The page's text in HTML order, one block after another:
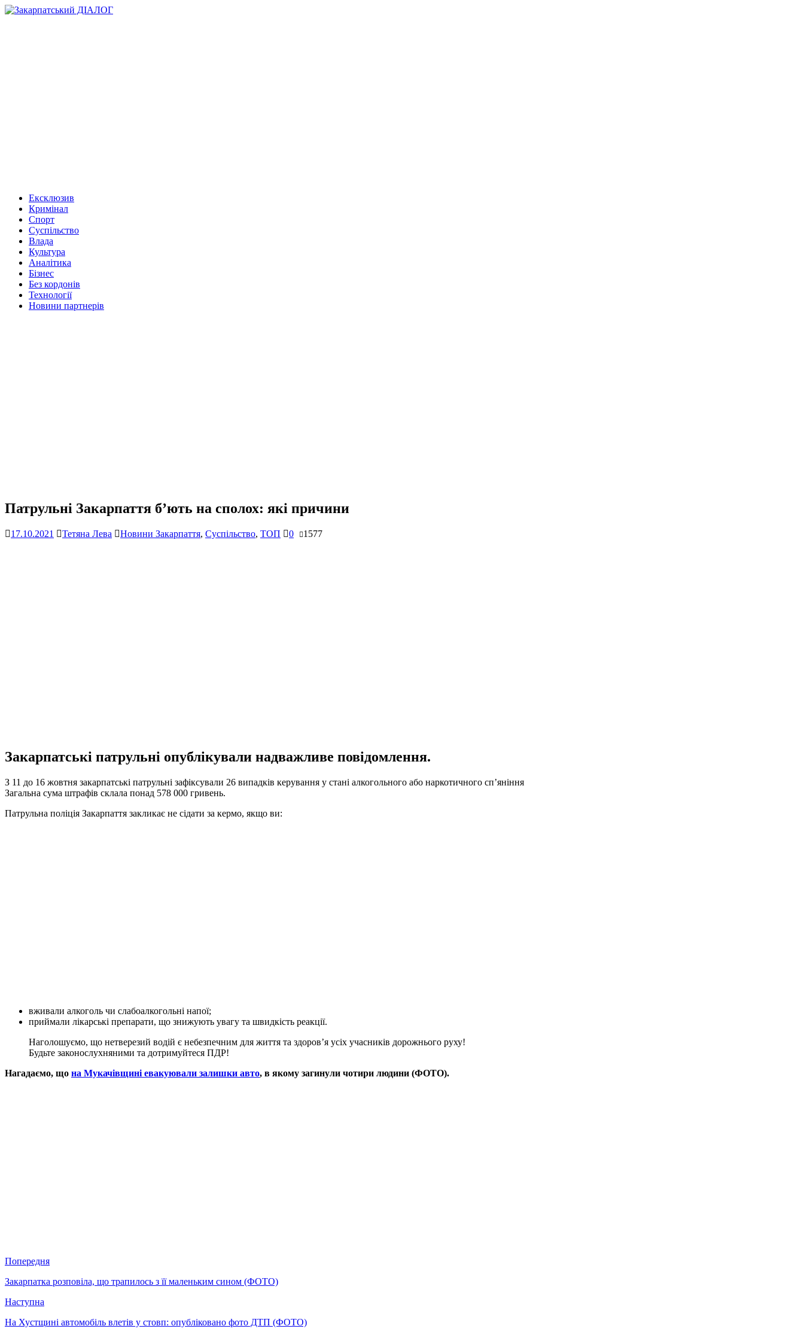
Ексклюзив
Кримінал
Спорт
Суспільство
Влада
Культура
Аналітика
Бізнес
Без кордонів
Технології
Новини партнерів
Патрульні Закарпаття б’ють на сполох: які причини
17.10.2021 Тетяна Лева Новини Закарпаття, Суспільство, ТОП 0 1577
Закарпатські патрульні опублікували надважливе повідомлення.
З 11 до 16 жовтня закарпатські патрульні зафіксували 26 випадків керування у стані алкогольного або наркотичного сп’яніння
Загальна сума штрафів склала понад 578 000 гривень.
Патрульна поліція Закарпаття закликає не сідати за кермо, якщо ви:
вживали алкоголь чи слабоалкогольні напої;
приймали лікарські препарати, що знижують увагу та швидкість реакції.
Наголошуємо, що нетверезий водій є небезпечним для життя та здоров’я усіх учасників дорожнього руху!
Будьте законослухняними та дотримуйтеся ПДР!
Нагадаємо, що на Мукачівщині евакуювали залишки авто, в якому загинули чотири людини (ФОТО).
Попередня
Закарпатка розповіла, що трапилось з її маленьким сином (ФОТО)
Наступна
На Хустщині автомобіль влетів у стовп: опубліковано фото ДТП (ФОТО)